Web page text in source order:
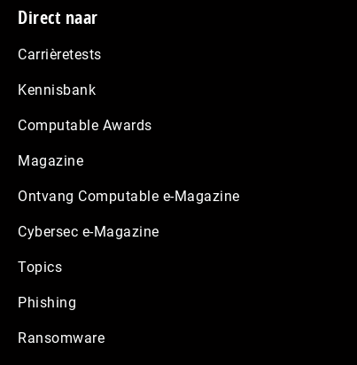
Footer
Direct naar
Carrièretests
Kennisbank
Computable Awards
Magazine
Ontvang Computable e-Magazine
Cybersec e-Magazine
Topics
Phishing
Ransomware